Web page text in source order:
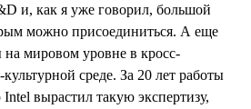
и, как я уже говорил, большой
можно присоединиться. А еще
мировом уровне в кросс-
среде. За 20 лет работы
вырастил такую экспертизу,